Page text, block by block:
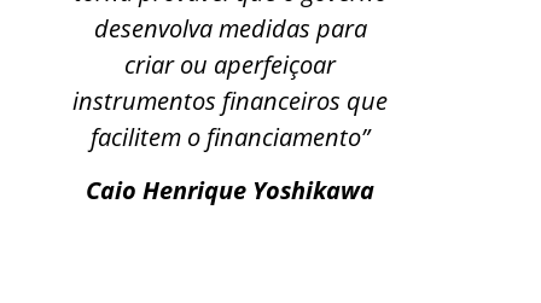
desenvolva medidas para
criar ou aperfeiçoar
instrumentos financeiros que
facilitem o financiamento”
Caio Henrique Yoshikawa